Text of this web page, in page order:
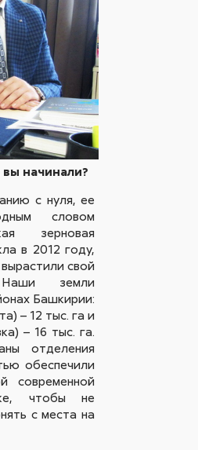
начинали?
с нуля, ее
словом
зерновая
в 2012 году,
свой
земли
Башкирии:
– 12 тыс. га и
– 16 тыс. га.
отделения
обеспечили
современной
чтобы не
с места на